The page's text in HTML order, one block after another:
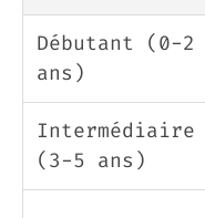
Débutant (0-2
ans)
Intermédiaire
(3-5 ans)